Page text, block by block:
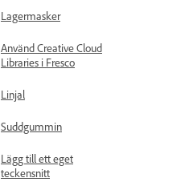
Lagermasker
Använd Creative Cloud
Libraries i Fresco
Linjal
Suddgummin
Lägg till ett eget
teckensnitt